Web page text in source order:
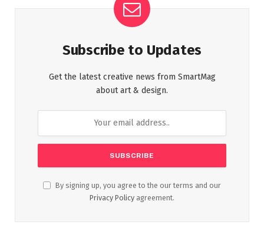
Subscribe to Updates
Get the latest creative news from SmartMag
about art & design.
By signing up, you agree to the our terms and our
Privacy Policy agreement.